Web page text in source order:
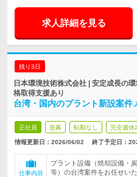
求人詳細を見る
残り3日
日本環境技術株式会社 | 安定成長の
格取得支援あり
台湾・国内のプラント新設案件
正社員 急募 転勤なし 完全週休
情報更新日：2026/06/02 終了予定日：
仕事内容
プラント設備（焼却設備・
等）の台湾案件をお任せいた